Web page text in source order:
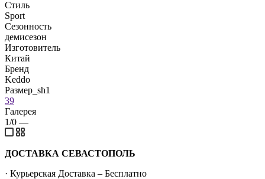
Стиль
Sport
Сезонность
демисезон
Изготовитель
Китай
Бренд
Keddo
Размер_sh1
39
Галерея
1/0 —
ДОСТАВКА СЕВАСТОПОЛЬ
· Курьерская Доставка – Бесплатно